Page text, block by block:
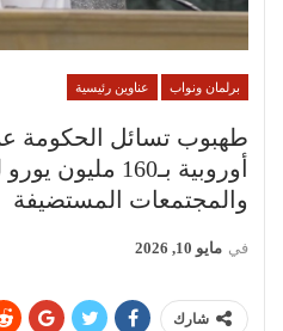
برلمان ونواب عناوين رئيسية
طهبوب تسائل الحكومة
أوروبية بـ160
والمجتمعات المستضيفة
في مايو 10, 2026
شارك